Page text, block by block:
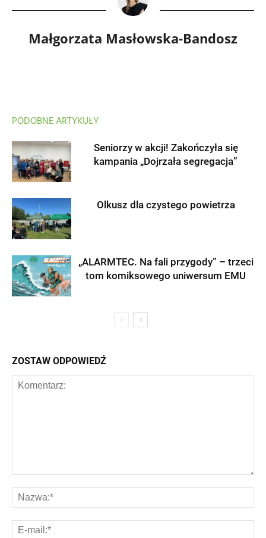
Małgorzata Masłowska-Bandosz
PODOBNE ARTYKUŁY
Seniorzy w akcji! Zakończyła się
kampania „Dojrzała segregacja”
Olkusz dla czystego powietrza
„ALARMTEC. Na fali przygody” – trzeci
tom komiksowego uniwersum EMU
ZOSTAW ODPOWIEDŹ